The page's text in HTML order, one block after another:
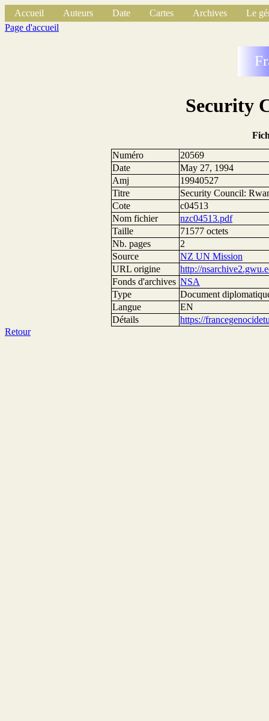
Accueil Auteurs Date Cartes Archives
Le
Page d'accueil
Security
Numéro
20569
Date
May 27, 1994
Amj
19940527
Titre
Security Council:
Cote
c04513
Nom fichier
nzc04513.pdf
Taille
71577 octets
Nb. pages
2
Source
NZ UN Mission
URL origine
http://
Fonds d'archives NSA
Type
Document
Langue
EN
Détails
https://
Retour